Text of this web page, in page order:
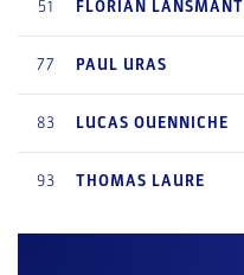
51 FLORIAN LANSMANT
77 PAUL URAS
83 LUCAS OUENNICHE
93 THOMAS LAURE